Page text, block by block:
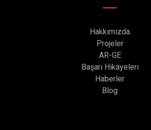
Hakkımızda
Projeler
AR-GE
Başarı Hikayeleri
Haberler
Blog